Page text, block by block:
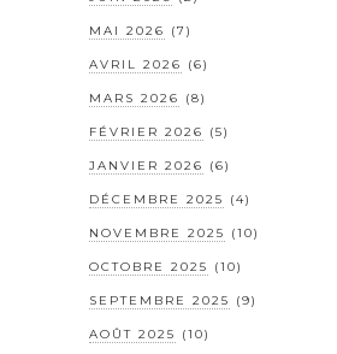
MAI 2026 (7)
AVRIL 2026 (6)
MARS 2026 (8)
FÉVRIER 2026 (5)
JANVIER 2026 (6)
DÉCEMBRE 2025 (4)
NOVEMBRE 2025 (10)
OCTOBRE 2025 (10)
SEPTEMBRE 2025 (9)
AOÛT 2025 (10)